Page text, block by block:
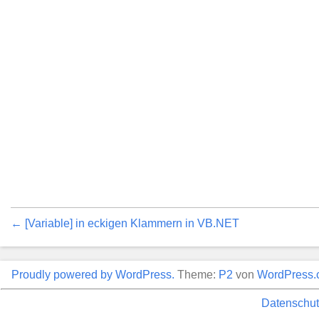
← [Variable] in eckigen Klammern in VB.NET
Proudly powered by WordPress. Theme: P2 von